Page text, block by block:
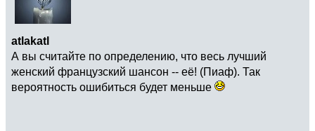
atlakatl
А вы считайте по определению, что весь лучший
женский французский шансон -- её! (Пиаф). Так
вероятность ошибиться будет меньше